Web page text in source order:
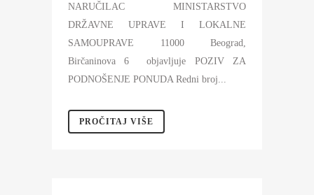
NARUČILAC MINISTARSTVO
DRŽAVNE UPRAVE I LOKALNE
SAMOUPRAVE 11000 Beograd,
Birčaninova 6 objavljuje POZIV ZA
PODNOŠENJE PONUDA Redni broj...
PROČITAJ VIŠE